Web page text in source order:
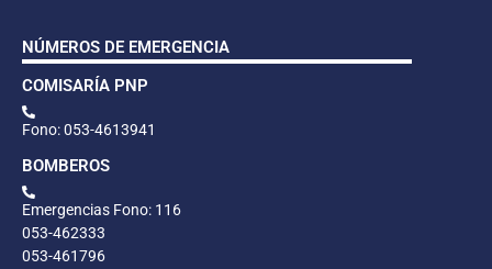
NÚMEROS DE EMERGENCIA
COMISARÍA PNP
Fono: 053-4613941
BOMBEROS
Emergencias Fono: 116
053-462333
053-461796